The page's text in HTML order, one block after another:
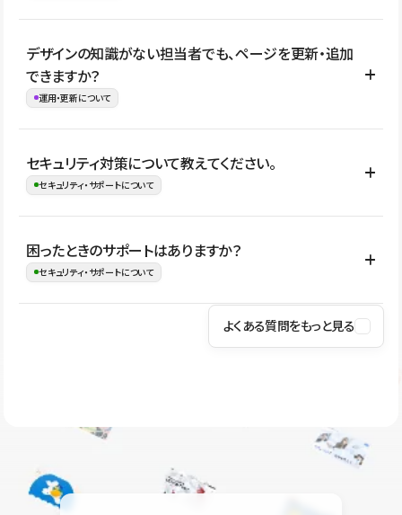
ない段階でも、お問い合わせください。
お問合せはこちら
公開ページ数、バージョン履歴の期間、CMS利用数の上限、権限
管理の有無などがプランごとに異なります。詳しくは料金プランペ
ージをご覧ください。
デザインの知識がない担当者でも、ページを更新・追加
できますか？
運用・更新について
はい。CMSやコンポーネントを活用して更新範囲を設計しておく
ことで、デザインを崩しにくい状態で運用できます。 さらにコン
ながらレイアウトに影響を与えずに更新作業を進めやすくなりま
す。
セキュリティ対策について教えてください。
セキュリティ・サポートについて
Studioでは、公開サイトやサービスを安全に利用できるよう、通信
の暗号化、データ保護、アクセス管理、脆弱性対策など、複数の観
はSSL/TLSによる通信暗号化に対応しており、悪質なスクリプトの
困ったときのサポートはありますか？
セキュリティ・サポートについて
操作方法や機能については、ヘルプセンターでご確認いただけま
ユーザー同士で質問・相談できるコミュニティもご利用ください。
よくある質問をもっと見る